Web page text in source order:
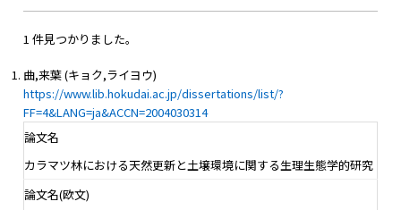
1 件見つかりました。
曲,来葉 (キョク,ライヨウ)
https://www.lib.hokudai.ac.jp/dissertations/list/?
FF=4&LANG=ja&ACCN=2004030314
論文名
カラマツ林における天然更新と土壌環境に関する生理生態学的研究
論文名(欧文)